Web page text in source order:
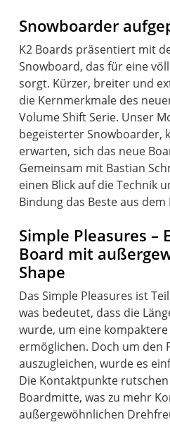
Snowboarder
K2 Boards präsentiert mit
Snowboard, das für eine
sorgt. Kürzer, breiter und
die Kernmerkmale des
Volume Shift Serie. Unser
begeisterter Snowboarder,
erwarten, sich das neue
Gemeinsam mit Bastian
einen Blick auf die Technik
Simple Pleasures –
Board mit
Shape
Das Simple Pleasures ist
was bedeutet, dass die
wurde, um eine kompaktere
ermöglichen. Doch um den
auszugleichen, wurde es
Die Kontaktpunkte
Boardmitte, was zu mehr
außergewöhnlichen